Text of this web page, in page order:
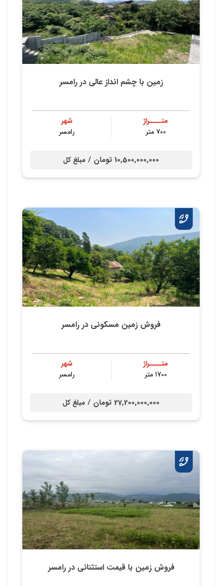
زمین با چشم انداز عالی در رامسر
متــــراژ
700 متر
شهر
رامسر
10,500,000,000 تومان / مبلغ کل
فروش زمین مسکونی در رامسر
متــــراژ
1700 متر
شهر
رامسر
27,200,000,000 تومان / مبلغ کل
فروش زمین با قیمت استثنائی در رامسر